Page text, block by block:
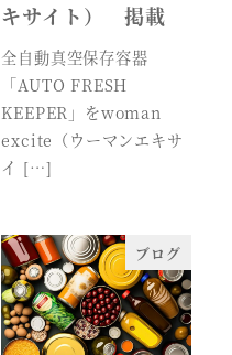
キサイト） 掲載
全自動真空保存容器
「AUTO FRESH
KEEPER」をwoman
excite（ウーマンエキサ
イ […]
ブログ